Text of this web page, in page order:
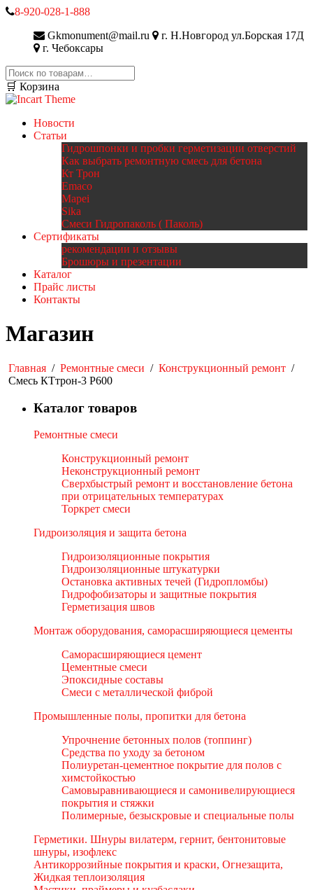
8-920-028-1-888
Gkmonument@mail.ru
г. Н.Новгород ул.Борская 17Д
г. Чебоксары
Искать:
🛒 Корзина
Новости
Статьи
Гидрошпонки и пробки герметизации отверстий
Как выбрать ремонтную смесь для бетона
Кт Трон
Emaco
Mapei
Sika
Смеси Гидропаколь ( Паколь)
Сертификаты
рекомендации и отзывы
Брошюры и презентации
Каталог
Прайс листы
Контакты
Магазин
Главная / Ремонтные смеси / Конструкционный ремонт /
Смесь КТтрон-3 Р600
Каталог товаров
Ремонтные смеси
Конструкционный ремонт
Неконструкционный ремонт
Сверхбыстрый ремонт и восстановление бетона
при отрицательных температурах
Торкрет смеси
Гидроизоляция и защита бетона
Гидроизоляционные покрытия
Гидроизоляционные штукатурки
Остановка активных течей (Гидропломбы)
Гидрофобизаторы и защитные покрытия
Герметизация швов
Монтаж оборудования, саморасширяющиеся цементы
Саморасширяющиеся цемент
Цементные смеси
Эпоксидные составы
Смеси с металлической фиброй
Промышленные полы, пропитки для бетона
Упрочнение бетонных полов (топпинг)
Средства по уходу за бетоном
Полиуретан-цементное покрытие для полов с
химстойкостью
Самовыравнивающиеся и самонивелирующиеся
покрытия и стяжки
Полимерные, безыскровые и специальные полы
Герметики. Шнуры вилатерм, гернит, бентонитовые
шнуры, изофлекс
Антикоррозийные покрытия и краски, Огнезащита,
Жидкая теплоизоляция